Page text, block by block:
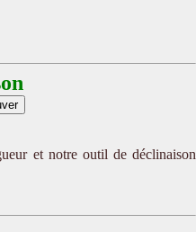
et notre outil de déclinaison